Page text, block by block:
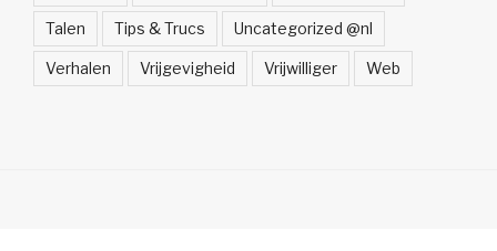
Talen Tips & Trucs Uncategorized @nl
Verhalen Vrijgevigheid Vrijwilliger Web